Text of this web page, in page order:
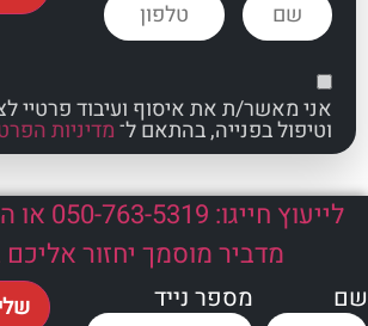
ת את איסוף ועיבוד פרטיי לצורך
בפנייה, בהתאם ל־מדיניות הפרטיותשל
לייעוץ חייגו: 050-763-5319
מדביר מוסמך יחזור אליכם
מספר נייד שליחה >>